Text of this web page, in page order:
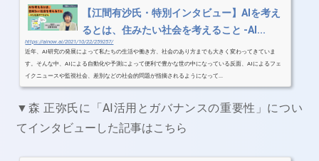
【江間有沙氏・特別インタビュー】AIを考え
るとは、住みたい社会を考えること -AI...
https://ainow.ai/2021/10/22/259257/
近年、AI研究の発展によって私たちの生活や働き方、社会のあり方までも大きく変わってきていま
す。そんな中、AIによる自動化や予測によって便利で豊かな世の中になっている反面、AIによるフェ
イクニュースや監視社会、差別などの社会的問題が指摘されるようになって...
▼森 正弥氏に「AI活用とガバナンスの重要性」につい
てインタビューした記事はこちら